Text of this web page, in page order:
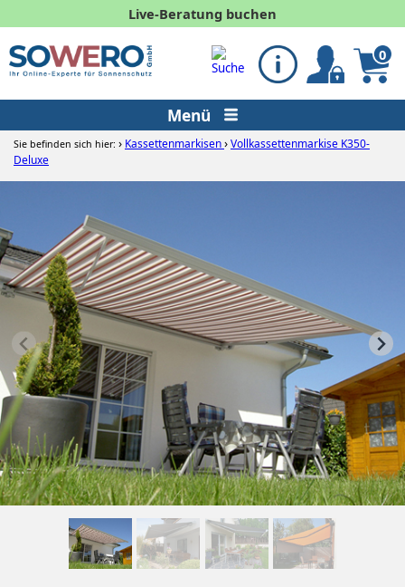
Live-Beratung buchen
0
Menü
Sie befinden sich hier: › Kassettenmarkisen›Vollkassettenmarkise K350-
Deluxe